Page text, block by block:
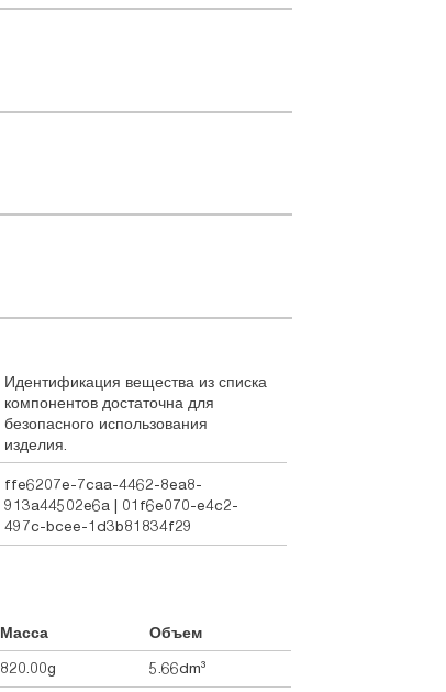
Идентификация вещества из списка
компонентов достаточна для
безопасного использования
изделия.
ffe6207e-7caa-4462-8ea8-
913a44502e6a | 01f6e070-e4c2-
497c-bcee-1d3b81834f29
Масса
Объем
820.00g 5.66dm³